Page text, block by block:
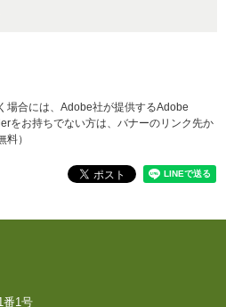
場合には、Adobe社が提供するAdobe
をお持ちでない方は、バナーのリンク先か
）
番1号